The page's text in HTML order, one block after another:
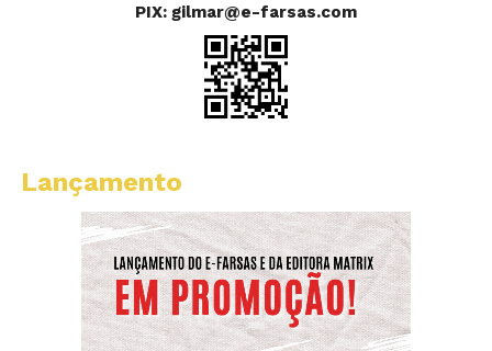
PIX: gilmar@e-farsas.com
Lançamento